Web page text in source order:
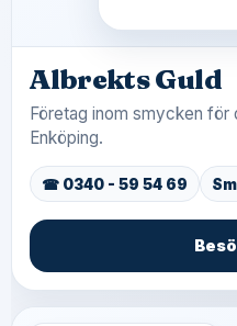
Albrekts Guld
Företag inom smycken för
Enköping.
☎ 0340 - 59 54 69